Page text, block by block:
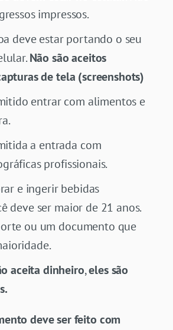
impressos.
deve estar portando o seu
Não são aceitos
de tela (screenshots)
entrar com alimentos e
a entrada com
profissionais.
e ingerir bebidas
deve ser maior de 21 anos.
ou um documento que
aceita dinheiro,eles são
deve ser feito com